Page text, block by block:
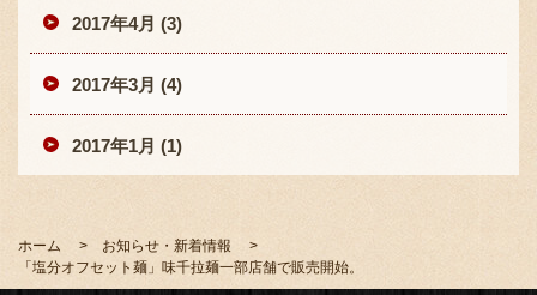
2017年4月 (3)
2017年3月 (4)
2017年1月 (1)
ホーム
お知らせ・新着情報
「塩分オフセット麺」味千拉麺一部店舗で販売開始。